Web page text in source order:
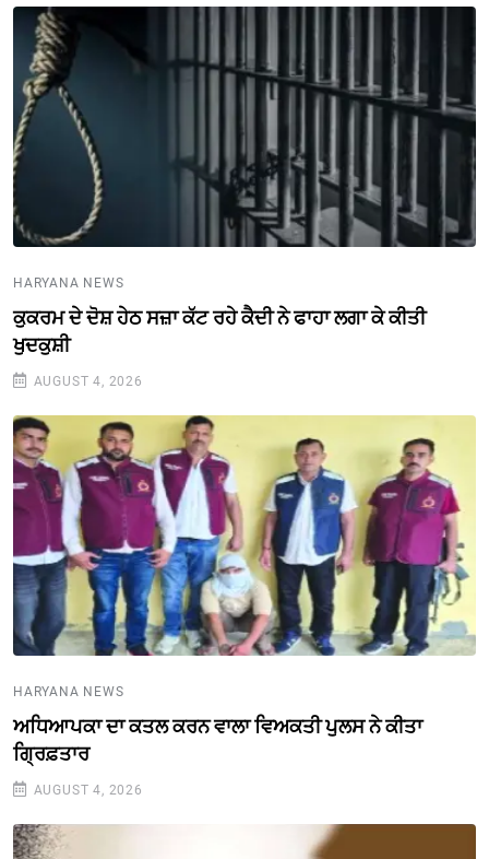
HARYANA NEWS
ਕੁਕਰਮ ਦੇ ਦੋਸ਼ ਹੇਠ ਸਜ਼ਾ ਕੱਟ ਰਹੇ ਕੈਦੀ ਨੇ ਫਾਹਾ ਲਗਾ ਕੇ ਕੀਤੀ
ਖੁਦਕੁਸ਼ੀ
AUGUST 4, 2026
HARYANA NEWS
ਅਧਿਆਪਕਾ ਦਾ ਕਤਲ ਕਰਨ ਵਾਲਾ ਵਿਅਕਤੀ ਪੁਲਸ ਨੇ ਕੀਤਾ
ਗ੍ਰਿਫ਼ਤਾਰ
AUGUST 4, 2026